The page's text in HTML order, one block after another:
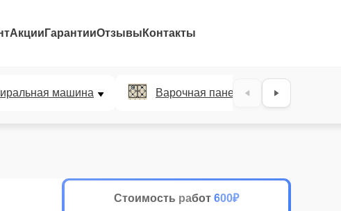
Акции ГарантииОтзывы Контакты
машина Варочная панель
Стоимость работ 600₽